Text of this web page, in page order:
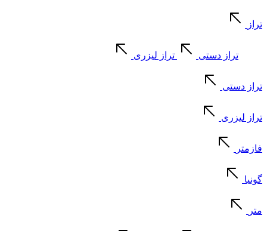
تراز
تراز دستی تراز لیزری
تراز دستی
تراز لیزری
فازمتر
گونیا
متر